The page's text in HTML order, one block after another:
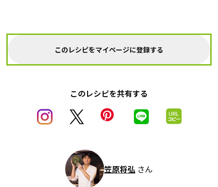
このレシピをマイページに登録する
このレシピを共有する
笠原将弘 さん